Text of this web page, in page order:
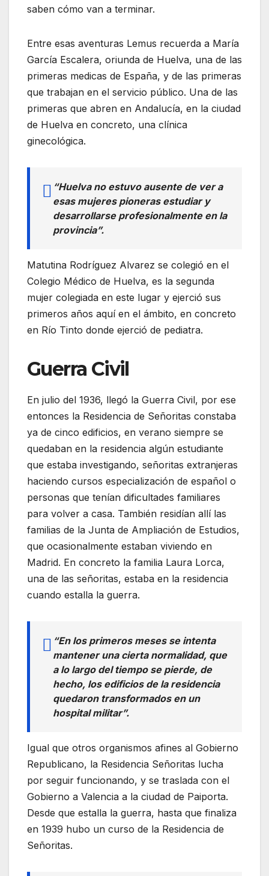
saben cómo van a terminar.
Entre esas aventuras Lemus recuerda a María
García Escalera, oriunda de Huelva, una de las
primeras medicas de España, y de las primeras
que trabajan en el servicio público. Una de las
primeras que abren en Andalucía, en la ciudad
de Huelva en concreto, una clínica
ginecológica.
“Huelva no estuvo ausente de ver a
esas mujeres pioneras estudiar y
desarrollarse profesionalmente en la
provincia”.
Matutina Rodríguez Alvarez se colegió en el
Colegio Médico de Huelva, es la segunda
mujer colegiada en este lugar y ejerció sus
primeros años aquí en el ámbito, en concreto
en Río Tinto donde ejerció de pediatra.
Guerra Civil
En julio del 1936, llegó la Guerra Civil, por ese
entonces la Residencia de Señoritas constaba
ya de cinco edificios, en verano siempre se
quedaban en la residencia algún estudiante
que estaba investigando, señoritas extranjeras
haciendo cursos especialización de español o
personas que tenían dificultades familiares
para volver a casa. También residían allí las
familias de la Junta de Ampliación de Estudios,
que ocasionalmente estaban viviendo en
Madrid. En concreto la familia Laura Lorca,
una de las señoritas, estaba en la residencia
cuando estalla la guerra.
“En los primeros meses se intenta
mantener una cierta normalidad, que
a lo largo del tiempo se pierde, de
hecho, los edificios de la residencia
quedaron transformados en un
hospital militar”.
Igual que otros organismos afines al Gobierno
Republicano, la Residencia Señoritas lucha
por seguir funcionando, y se traslada con el
Gobierno a Valencia a la ciudad de Paiporta.
Desde que estalla la guerra, hasta que finaliza
en 1939 hubo un curso de la Residencia de
Señoritas.